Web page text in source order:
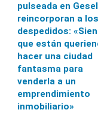
pulseada en
reincorporan a
despedidos:
que están
hacer una ciudad
fantasma para
venderla a un
emprendimiento
inmobiliario»